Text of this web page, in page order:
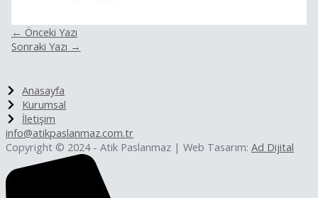
← Önceki Yazı
Sonraki Yazı →
Anasayfa
Kurumsal
İletişim
info@atikpaslanmaz.com.tr
Copyright © 2024 - Atik Paslanmaz | Web Tasarım: Ad Dijital